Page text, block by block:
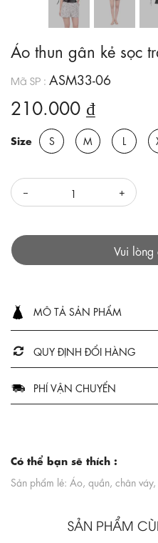
Áo thun gân kẻ sọc
Mã SP : ASM33-06
210.000 ₫
Size S M L
Vui lòng
MÔ TẢ SẢN PHẨM
QUY ĐỊNH ĐỔI HÀNG
PHÍ VẬN CHUYỂN
Có thể bạn sẽ thích :
Sản phẩm lẻ: Áo, quần, chân
SẢN PHẨM